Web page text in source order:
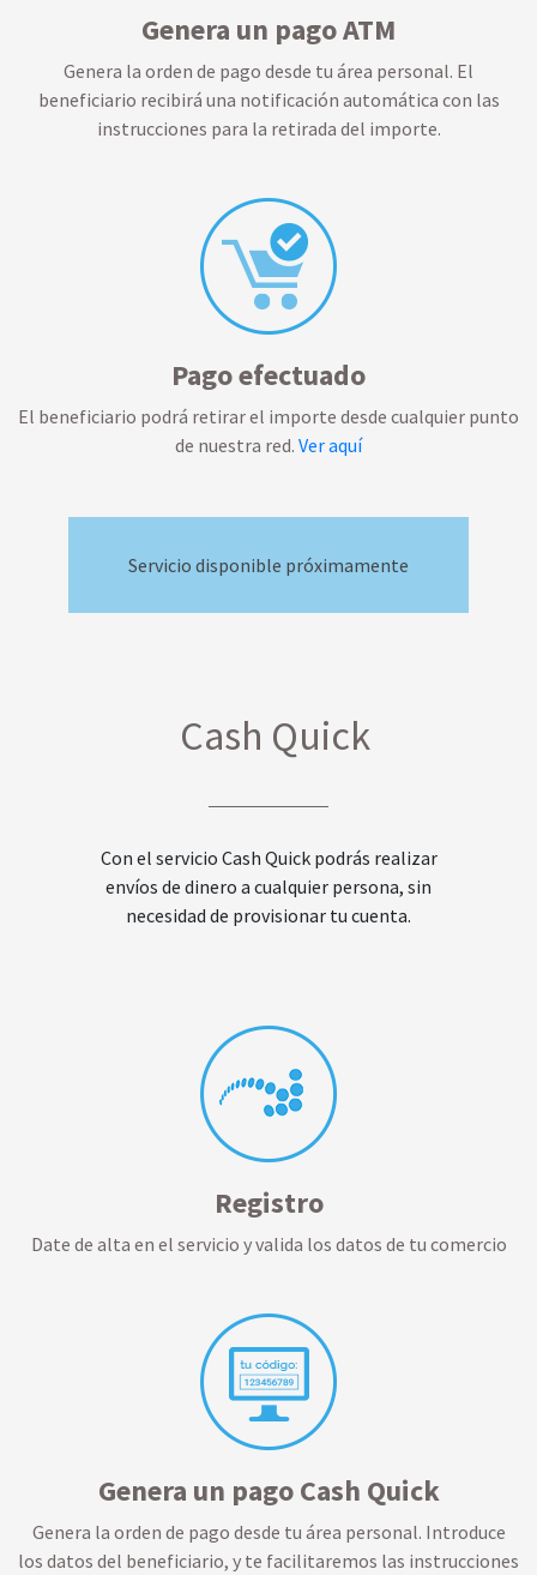
Genera un pago ATM
Genera la orden de pago desde tu área personal. El
beneficiario recibirá una notificación automática con las
instrucciones para la retirada del importe.
Pago efectuado
El beneficiario podrá retirar el importe desde cualquier punto
de nuestra red. Ver aquí
Servicio disponible próximamente
Cash Quick
Con el servicio Cash Quick podrás realizar
envíos de dinero a cualquier persona, sin
necesidad de provisionar tu cuenta.
Registro
Date de alta en el servicio y valida los datos de tu comercio
Genera un pago Cash Quick
Genera la orden de pago desde tu área personal. Introduce
los datos del beneficiario, y te facilitaremos las instrucciones